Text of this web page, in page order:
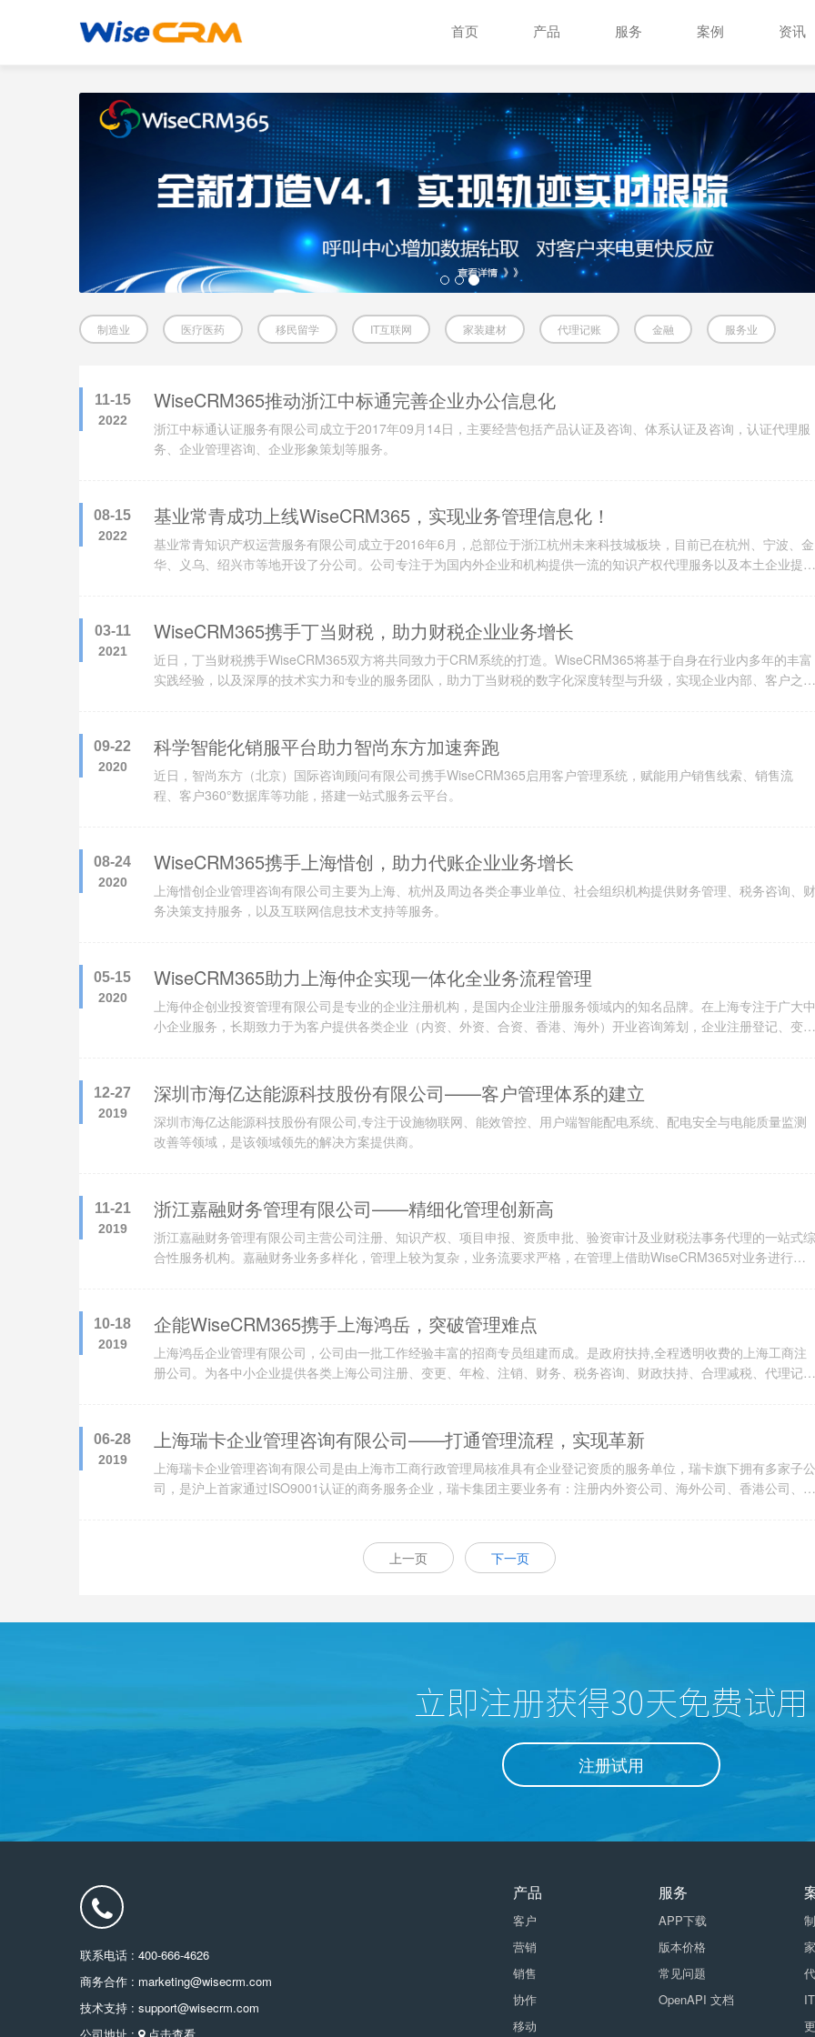
首页 产品 服务 案例 资讯
制造业 医疗医药 移民留学 IT互联网 家装建材 代理记账 金融 服务业
11-15
2022
WiseCRM365推动浙江中标通完善企业办公信息化
浙江中标通认证服务有限公司成立于2017年09月14日，主要经营包括产品认证及咨询、体系认证及咨询，认证代理服
务、企业管理咨询、企业形象策划等服务。
08-15
2022
基业常青成功上线WiseCRM365，实现业务管理信息化！
基业常青知识产权运营服务有限公司成立于2016年6月，总部位于浙江杭州未来科技城板块，目前已在杭州、宁波、金
华、义乌、绍兴市等地开设了分公司。公司专注于为国内外企业和机构提供一流的知识产权代理服务以及本土企业提供
03-11
2021
WiseCRM365携手丁当财税，助力财税企业业务增长
近日，丁当财税携手WiseCRM365双方将共同致力于CRM系统的打造。WiseCRM365将基于自身在行业内多年的丰富
实践经验，以及深厚的技术实力和专业的服务团队，助力丁当财税的数字化深度转型与升级，实现企业内部、客户之间
09-22
2020
科学智能化销服平台助力智尚东方加速奔跑
近日，智尚东方（北京）国际咨询顾问有限公司携手WiseCRM365启用客户管理系统，赋能用户销售线索、销售流
程、客户360°数据库等功能，搭建一站式服务云平台。
08-24
2020
WiseCRM365携手上海惜创，助力代账企业业务增长
上海惜创企业管理咨询有限公司主要为上海、杭州及周边各类企事业单位、社会组织机构提供财务管理、税务咨询、财
务决策支持服务，以及互联网信息技术支持等服务。
05-15
2020
WiseCRM365助力上海仲企实现一体化全业务流程管理
上海仲企创业投资管理有限公司是专业的企业注册机构，是国内企业注册服务领域内的知名品牌。在上海专注于广大中
小企业服务，长期致力于为客户提供各类企业（内资、外资、合资、香港、海外）开业咨询筹划，企业注册登记、变
12-27
2019
深圳市海亿达能源科技股份有限公司——客户管理体系的建立
深圳市海亿达能源科技股份有限公司,专注于设施物联网、能效管控、用户端智能配电系统、配电安全与电能质量监测
改善等领域，是该领域领先的解决方案提供商。
11-21
2019
浙江嘉融财务管理有限公司——精细化管理创新高
浙江嘉融财务管理有限公司主营公司注册、知识产权、项目申报、资质申批、验资审计及业财税法事务代理的一站式综
合性服务机构。嘉融财务业务多样化，管理上较为复杂，业务流要求严格，在管理上借助WiseCRM365对业务进行流
10-18
2019
企能WiseCRM365携手上海鸿岳，突破管理难点
上海鸿岳企业管理有限公司，公司由一批工作经验丰富的招商专员组建而成。是政府扶持,全程透明收费的上海工商注
册公司。为各中小企业提供各类上海公司注册、变更、年检、注销、财务、税务咨询、财政扶持、合理减税、代理记
06-28
2019
上海瑞卡企业管理咨询有限公司——打通管理流程，实现革新
上海瑞卡企业管理咨询有限公司是由上海市工商行政管理局核准具有企业登记资质的服务单位，瑞卡旗下拥有多家子公
司，是沪上首家通过ISO9001认证的商务服务企业，瑞卡集团主要业务有：注册内外资公司、海外公司、香港公司、财
上一页 下一页
立即注册获得30天免费试用
注册试用
联系电话 : 400-666-4626
商务合作 : marketing@wisecrm.com
技术支持 : support@wisecrm.com
服务
APP下载
版本价格
常见问题
OpenAPI 文档
产品
客户
营销
销售
协作
移动